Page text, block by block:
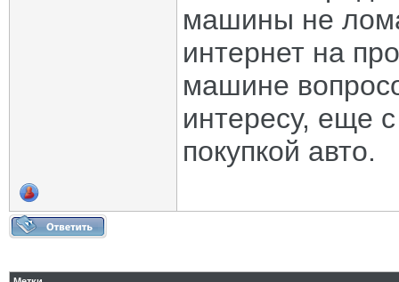
машины не
интернет на
машине
интересу, еще
покупкой авто.